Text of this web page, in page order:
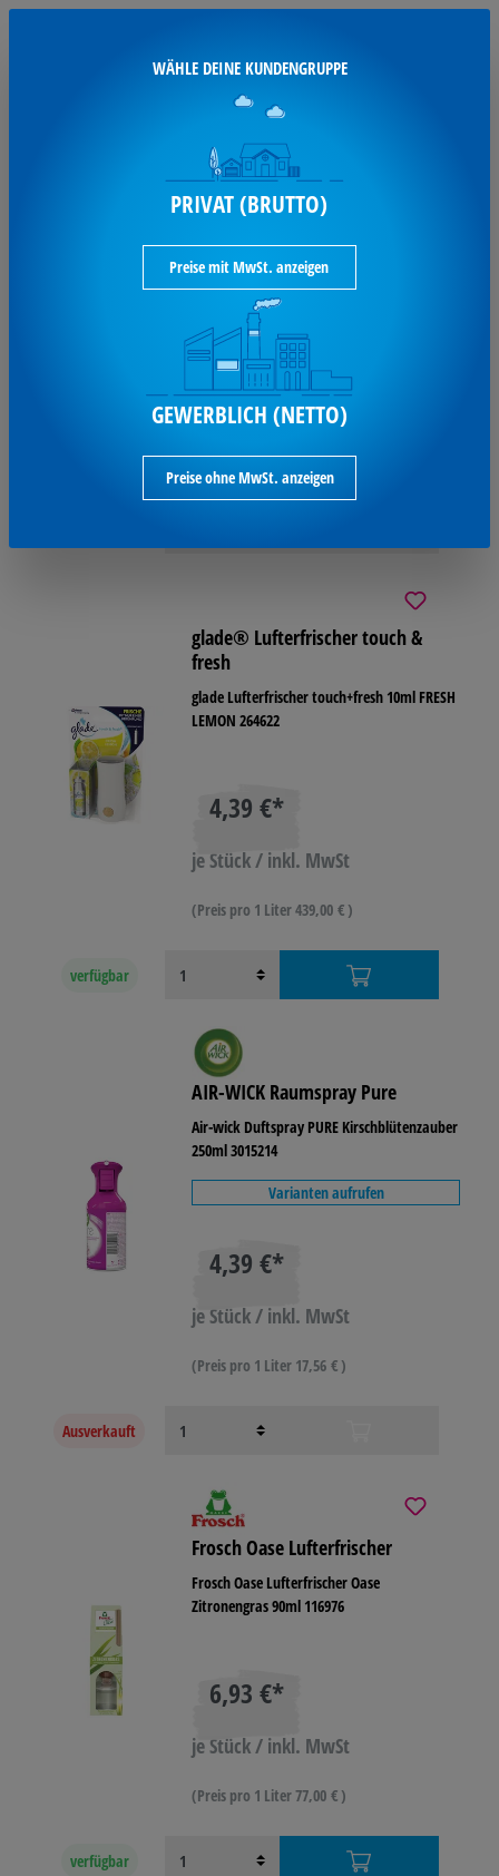
AIR-WICK Nachfüllpack
Lufterfrischer
Sommervergnügen 250ml 3234214
Varianten aufrufen
7,72 €*
je Stück / inkl. MwSt
(Preis pro 1 Liter 30,88 € )
glade® Lufterfrischer touch &
fresh
glade Lufterfrischer touch+fresh 10ml FRESH
LEMON 264622
4,39 €*
je Stück / inkl. MwSt
(Preis pro 1 Liter 439,00 € )
verfügbar
AIR-WICK Raumspray Pure
Air-wick Duftspray PURE Kirschblütenzauber
250ml 3015214
Varianten aufrufen
4,39 €*
je Stück / inkl. MwSt
(Preis pro 1 Liter 17,56 € )
Ausverkauft
Frosch Oase Lufterfrischer
Frosch Oase Lufterfrischer Oase
Zitronengras 90ml 116976
6,93 €*
je Stück / inkl. MwSt
(Preis pro 1 Liter 77,00 € )
verfügbar
WÄHLE DEINE KUNDENGRUPPE
PRIVAT (BRUTTO)
Preise mit MwSt. anzeigen
GEWERBLICH (NETTO)
Preise ohne MwSt. anzeigen